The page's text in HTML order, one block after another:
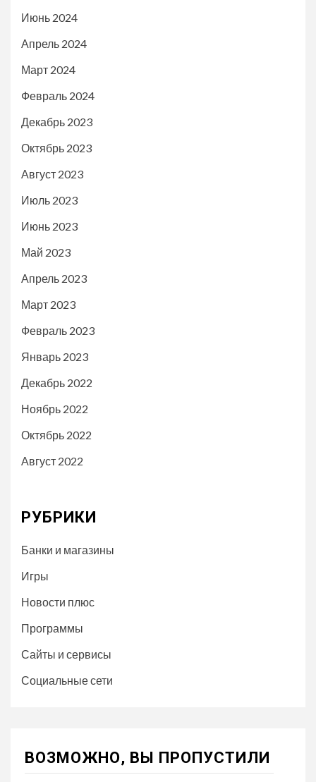
Июнь 2024
Апрель 2024
Март 2024
Февраль 2024
Декабрь 2023
Октябрь 2023
Август 2023
Июль 2023
Июнь 2023
Май 2023
Апрель 2023
Март 2023
Февраль 2023
Январь 2023
Декабрь 2022
Ноябрь 2022
Октябрь 2022
Август 2022
РУБРИКИ
Банки и магазины
Игры
Новости плюс
Программы
Сайты и сервисы
Социальные сети
ВОЗМОЖНО, ВЫ ПРОПУСТИЛИ